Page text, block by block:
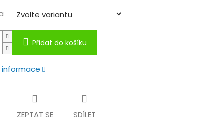
Přidat do košíku
informace
ZEPTAT SE SDÍLET